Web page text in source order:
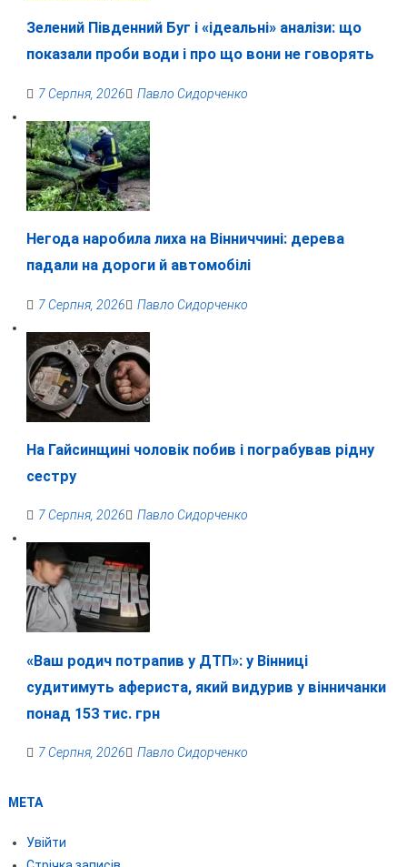
Зелений Південний Буг і «ідеальні» аналізи: що
показали проби води і про що вони не говорять
7 Серпня, 2026 Павло Сидорченко
Негода наробила лиха на Вінниччині: дерева
падали на дороги й автомобілі
7 Серпня, 2026 Павло Сидорченко
На Гайсинщині чоловік побив і пограбував рідну
сестру
7 Серпня, 2026 Павло Сидорченко
«Ваш родич потрапив у ДТП»: у Вінниці
судитимуть афериста, який видурив у вінничанки
понад 153 тис. грн
7 Серпня, 2026 Павло Сидорченко
МЕТА
Увійти